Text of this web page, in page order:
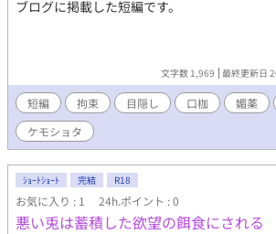
ブログに掲載した短編です。
文字数 1,969 最終更新日
短編 拘束 目隠し 口枷 媚薬
ケモショタ
ｼｮｰﾄｼｮｰﾄ 完結 R18
お気に入り : 1 24h.ポイント : 0
悪い兎は蓄積した欲望の餌食にされる